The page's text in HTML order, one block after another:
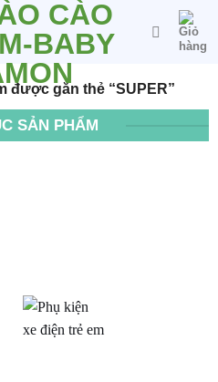
được gắn thẻ “SUPER”
SẢN PHẨM